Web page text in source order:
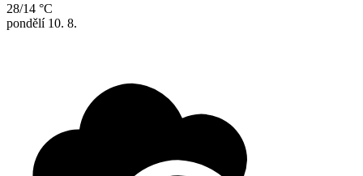
28/14 °C
pondělí 10. 8.